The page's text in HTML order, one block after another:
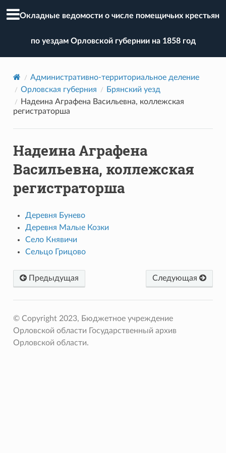
Окладные ведомости о числе помещичьих крестьян
по уездам Орловской губернии на 1858 год
Административно-территориальное деление
Орловская губерния
Брянский уезд
Надеина Аграфена Васильевна, коллежская
регистраторша
Надеина Аграфена
Васильевна, коллежская
регистраторша
Деревня Бунево
Деревня Малые Козки
Село Княвичи
Сельцо Грицово
Предыдущая Следующая
© Copyright 2023, Бюджетное учреждение
Орловской области Государственный архив
Орловской области.